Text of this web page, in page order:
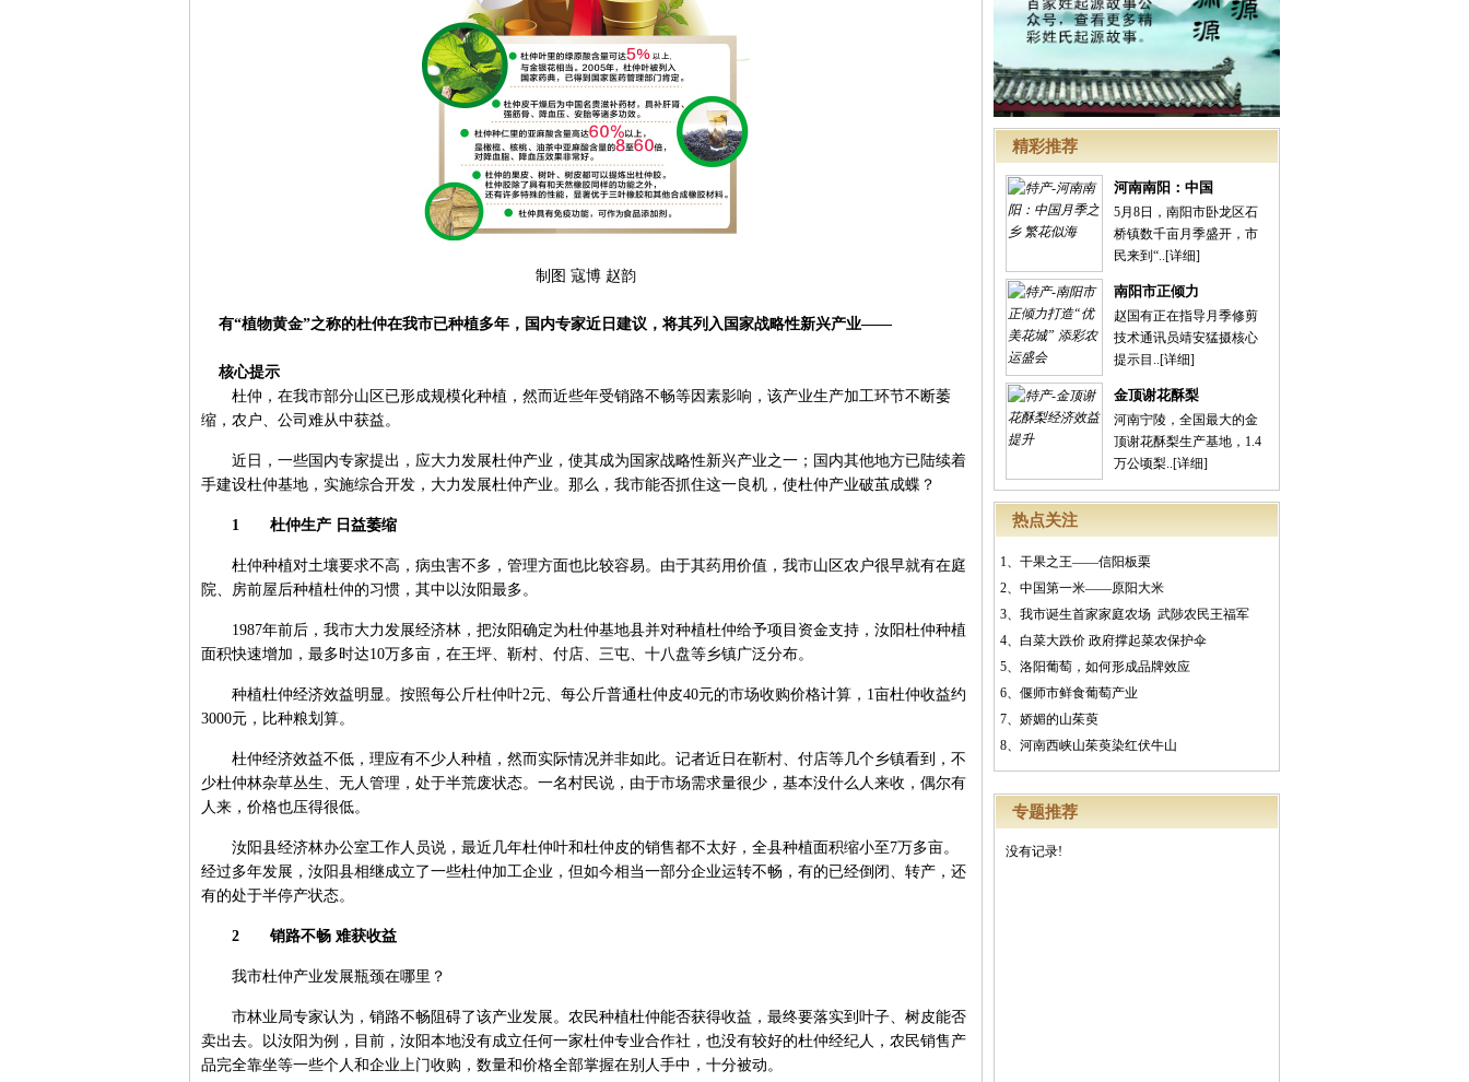
精彩推荐
河南南阳：中国
5月8日，南阳市卧龙区石
桥镇数千亩月季盛开，市
民来到“..[详细]
南阳市正倾力
赵国有正在指导月季修剪
技术通讯员靖安猛摄核心
提示目..[详细]
金顶谢花酥梨
河南宁陵，全国最大的金
顶谢花酥梨生产基地，1.4
万公顷梨..[详细]
热点关注
1、 干果之王——信阳板栗
2、 中国第一米——原阳大米
3、 我市诞生首家家庭农场 武陟农民王福军
4、 白菜大跌价 政府撑起菜农保护伞
5、 洛阳葡萄，如何形成品牌效应
6、 偃师市鲜食葡萄产业
7、 娇媚的山茱萸
8、 河南西峡山茱萸染红伏牛山
专题推荐
没有记录!
制图 寇博 赵韵
有“植物黄金”之称的杜仲在我市已种植多年，国内专家近日建议，将其列入国家战略性新兴产业——
核心提示
杜仲，在我市部分山区已形成规模化种植，然而近些年受销路不畅等因素影响，该产业生产加工环节不断萎
缩，农户、公司难从中获益。
近日，一些国内专家提出，应大力发展杜仲产业，使其成为国家战略性新兴产业之一；国内其他地方已陆续着
手建设杜仲基地，实施综合开发，大力发展杜仲产业。那么，我市能否抓住这一良机，使杜仲产业破茧成蝶？
1 杜仲生产 日益萎缩
杜仲种植对土壤要求不高，病虫害不多，管理方面也比较容易。由于其药用价值，我市山区农户很早就有在庭
院、房前屋后种植杜仲的习惯，其中以汝阳最多。
1987年前后，我市大力发展经济林，把汝阳确定为杜仲基地县并对种植杜仲给予项目资金支持，汝阳杜仲种植
面积快速增加，最多时达10万多亩，在王坪、靳村、付店、三屯、十八盘等乡镇广泛分布。
种植杜仲经济效益明显。按照每公斤杜仲叶2元、每公斤普通杜仲皮40元的市场收购价格计算，1亩杜仲收益约
3000元，比种粮划算。
杜仲经济效益不低，理应有不少人种植，然而实际情况并非如此。记者近日在靳村、付店等几个乡镇看到，不
少杜仲林杂草丛生、无人管理，处于半荒废状态。一名村民说，由于市场需求量很少，基本没什么人来收，偶尔有
人来，价格也压得很低。
汝阳县经济林办公室工作人员说，最近几年杜仲叶和杜仲皮的销售都不太好，全县种植面积缩小至7万多亩。
经过多年发展，汝阳县相继成立了一些杜仲加工企业，但如今相当一部分企业运转不畅，有的已经倒闭、转产，还
有的处于半停产状态。
2 销路不畅 难获收益
我市杜仲产业发展瓶颈在哪里？
市林业局专家认为，销路不畅阻碍了该产业发展。农民种植杜仲能否获得收益，最终要落实到叶子、树皮能否
卖出去。以汝阳为例，目前，汝阳本地没有成立任何一家杜仲专业合作社，也没有较好的杜仲经纪人，农民销售产
品完全靠坐等一些个人和企业上门收购，数量和价格全部掌握在别人手中，十分被动。